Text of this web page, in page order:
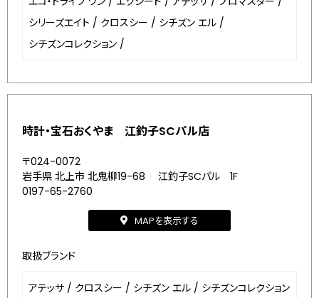
シリーズエイト / クロスシー / シチズン エル /
シチズンコレクション /
時計・宝石おくやま 江釣子SCパル店
〒024-0072
岩手県 北上市 北鬼柳19-68 江釣子SCパル 1F
0197-65-2760
MAPを表示する
取扱ブランド
アテッサ / クロスシー / シチズン エル / シチズンコレクション